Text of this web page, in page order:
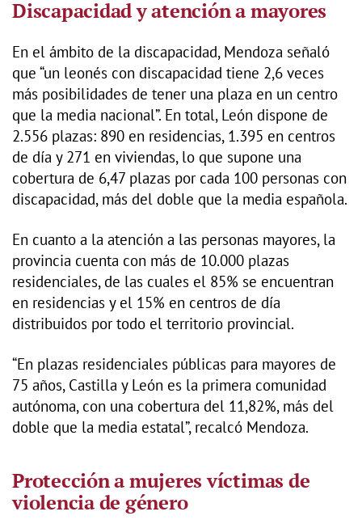
Discapacidad y atención a mayores
En el ámbito de la discapacidad, Mendoza señaló
que “un leonés con discapacidad tiene 2,6 veces
más posibilidades de tener una plaza en un centro
que la media nacional”. En total, León dispone de
2.556 plazas: 890 en residencias, 1.395 en centros
de día y 271 en viviendas, lo que supone una
cobertura de 6,47 plazas por cada 100 personas con
discapacidad, más del doble que la media española.
En cuanto a la atención a las personas mayores, la
provincia cuenta con más de 10.000 plazas
residenciales, de las cuales el 85% se encuentran
en residencias y el 15% en centros de día
distribuidos por todo el territorio provincial.
“En plazas residenciales públicas para mayores de
75 años, Castilla y León es la primera comunidad
autónoma, con una cobertura del 11,82%, más del
doble que la media estatal”, recalcó Mendoza.
Protección a mujeres víctimas de
violencia de género